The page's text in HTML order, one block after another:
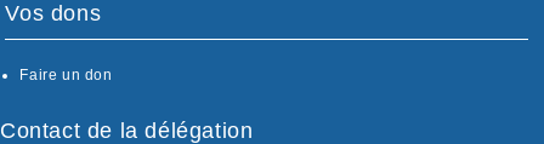
Vos dons
Faire un don
Contact de la délégation